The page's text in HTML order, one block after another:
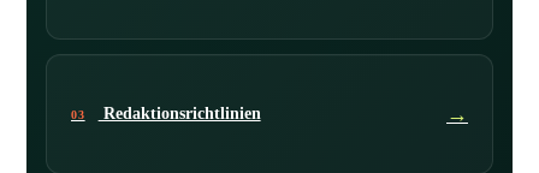
03 Redaktionsrichtlinien →